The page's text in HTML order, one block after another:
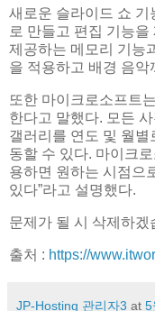
새로운 슬라이드 쇼 기
로 만들고 편집 기능
제공하는 메모리 기능
을 적용하고 배경 음악
또한 마이크로소프트
한다고 말했다. 모든
갤러리를 연도 및 월별
동할 수 있다. 마이크
용하면 원하는 시점으
있다”라고 설명했다.
문제가 될 시 삭제하겠
출처 : https://
JP-Hosting 관리자3 at 5